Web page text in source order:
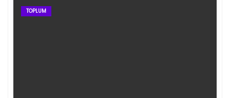
TOPLUM